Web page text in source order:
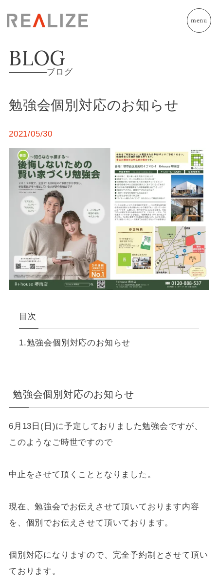
menu
BLOG
ブログ
勉強会個別対応のお知らせ
2021/05/30
目次
勉強会個別対応のお知らせ
勉強会個別対応のお知らせ
6月13日(日)に予定しておりました勉強会ですが、
このようなご時世ですので
中止をさせて頂くこととなりました。
現在、勉強会でお伝えさせて頂いております内容
を、個別でお伝えさせて頂いております。
個別対応になりますので、完全予約制とさせて頂い
ております。